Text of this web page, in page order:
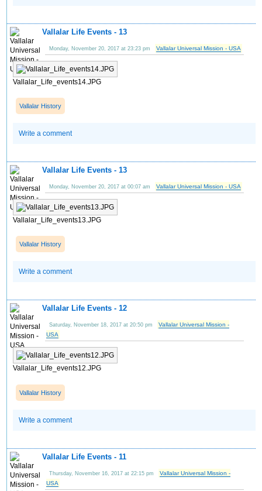
Vallalar Life Events - 13
Monday, November 20, 2017 at 23:23 pm Vallalar Universal Mission - USA
Vallalar_Life_events14.JPG
Vallalar History
Write a comment
Vallalar Life Events - 13
Monday, November 20, 2017 at 00:07 am Vallalar Universal Mission - USA
Vallalar_Life_events13.JPG
Vallalar History
Write a comment
Vallalar Life Events - 12
Saturday, November 18, 2017 at 20:50 pm
Vallalar Universal Mission -
USA
Vallalar_Life_events12.JPG
Vallalar History
Write a comment
Vallalar Life Events - 11
Thursday, November 16, 2017 at 22:15 pm
Vallalar Universal Mission -
USA